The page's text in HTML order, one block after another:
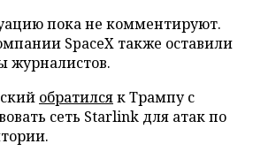
пока не комментируют.
SpaceX также оставили
журналистов.
обратилсяк Трампу с
сеть Starlink для атак по